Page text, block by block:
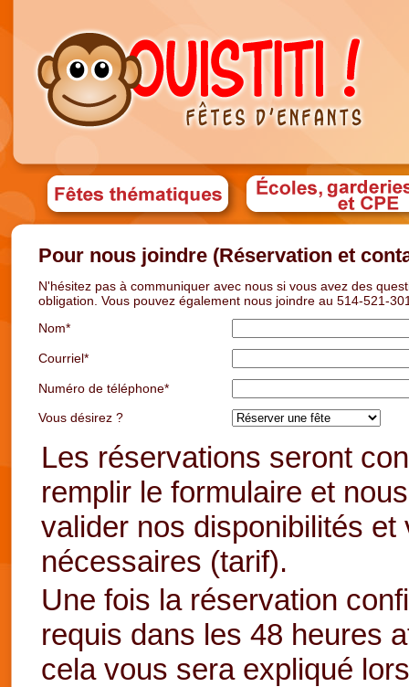
Pour nous joindre (Réservation et
N'hésitez pas à communiquer avec nous si vous avez des
obligation. Vous pouvez également nous joindre au 514-521-
Nom*
Courriel*
Numéro de téléphone*
Vous désirez ?
Les réservations seront
remplir le formulaire et
valider nos disponibilités
nécessaires (tarif).
Une fois la réservation
requis dans les 48 heures
cela vous sera expliqué